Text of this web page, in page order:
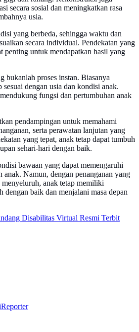
secara sosial dan meningkatkan rasa
usia.
yang berbeda, sehingga waktu dan
secara individual. Pendekatan yang
penting untuk mendapatkan hasil yang
bukanlah proses instan. Biasanya
sesuai dengan usia dan kondisi anak.
fungsi dan pertumbuhan anak
pendampingan untuk memahami
serta perawatan lanjutan yang
yang tepat, anak tetap dapat tumbuh
sehari-hari dengan baik.
bawaan yang dapat memengaruhi
anak. Namun, dengan penanganan yang
anak tetap memiliki
dengan baik dan menjalani masa depan
Disabilitas Virtual Resmi Terbit
Reporter